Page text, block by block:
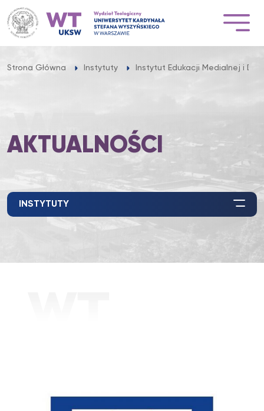
Przejdź
do
treści
Strona Główna Instytuty Instytut Edukacji Medialnej i
AKTUALNOŚCI
INSTYTUTY